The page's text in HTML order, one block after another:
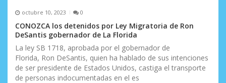
octubre 10, 2023 0
CONOZCA los detenidos por Ley Migratoria de Ron
DeSantis gobernador de La Florida
La ley SB 1718, aprobada por el gobernador de
Florida, Ron DeSantis, quien ha hablado de sus intenciones
de ser presidente de Estados Unidos, castiga el transporte
de personas indocumentadas en el es